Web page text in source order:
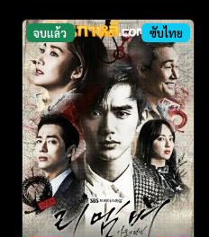
จบแล้ว ซับไทย